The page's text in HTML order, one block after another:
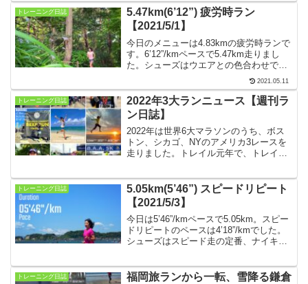
定、9月にバーチャルレース開催と決まり
ました。
トレーニング日誌
5.47km(6’12”) 疲労時ラン
【2021/5/1】
今日のメニューは4.83kmの疲労時ランで
す。6’12”/kmペースで5.47km走りまし
た。シューズはウエアとの色合わせで、
Onの「Cloudflow」です。今日のコース
は、材木座海岸〜妙本寺〜本覚寺〜若宮
大路公園と回る5kmコースです。
2021.05.11
トレーニング日誌
2022年3大ランニュース【週刊ラ
ン日誌】
2022年は世界6大マラソンのうち、ボス
トン、シカゴ、NYのアメリカ3レースを
走りました。トレイル元年で、トレイル
まりました。【2022年12月25日〜12月31
日】
トレーニング日誌
5.05km(5’46”) スピードリピート
【2021/5/3】
今日は5’46”/kmペースで5.05km。スピー
ドリピートのペースは4’18”/kmでした。
シューズはスピード走の定番、ナイキの
マリーナで30秒のインターバルです。
トレーニング日誌
福岡旅ランから一転、雪降る鎌倉